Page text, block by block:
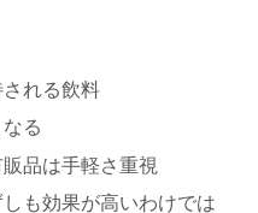
れる飲料
る
品は手軽さ重視
も効果が高いわけでは